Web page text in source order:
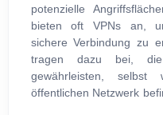
potenzielle
bieten oft VPNs an,
sichere Verbindung zu
tragen dazu bei,
gewährleisten,
öffentlichen Netzwerk